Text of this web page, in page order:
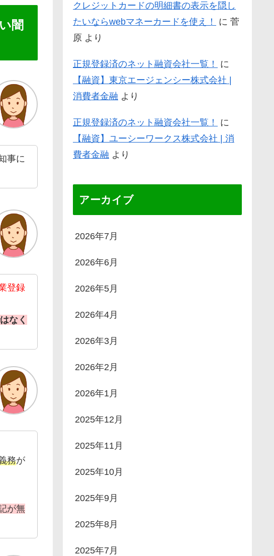
闇
事に
登録
なく
務が
が無
クレジットカードの明細書の表示を隠し
たいならwebマネーカードを使え！
に 菅
原 より
正規登録済のネット融資会社一覧！
に
【融資】東京エージェンシー株式会社 |
消費者金融 より
正規登録済のネット融資会社一覧！
に
【融資】ユーシーワークス株式会社 | 消
費者金融 より
アーカイブ
2026年7月
2026年6月
2026年5月
2026年4月
2026年3月
2026年2月
2026年1月
2025年12月
2025年11月
2025年10月
2025年9月
2025年8月
2025年7月